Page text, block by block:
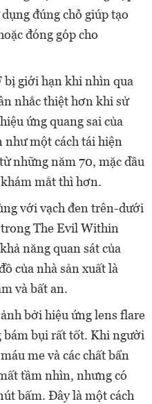
đúng chỗ giúp tạo
đóng góp cho
giới hạn khi nhìn qua
nhắc thiệt hơn khi sử
ứng quang sai của
như một cách tái hiện
những năm 70, mặc dầu
mắt thì hơn.
với vạch đen trên-dưới
The Evil Within
năng quan sát của
của nhà sản xuất là
và bất an.
bởi hiệu ứng lens flare
bám bụi rất tốt. Khi người
me và các chất bẩn
tầm nhìn, nhưng có
bấm. Đây là một cách